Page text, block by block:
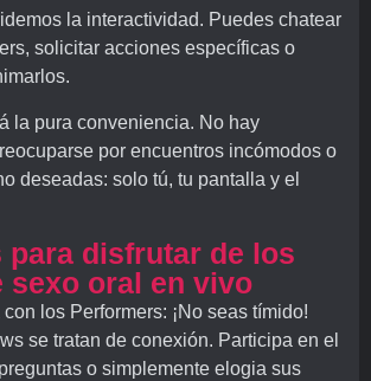
la interactividad. Puedes chatear
solicitar acciones específicas o
la pura conveniencia. No hay
por encuentros incómodos o
deseadas: solo tú, tu pantalla y el
para disfrutar de los
sexo oral en vivo
con los Performers: ¡No seas tímido!
se tratan de conexión. Participa en el
o simplemente elogia sus